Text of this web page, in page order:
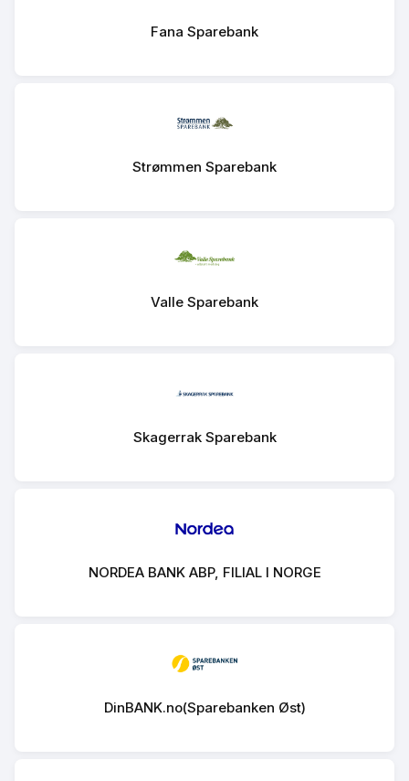
Fana Sparebank
Strømmen Sparebank
Valle Sparebank
Skagerrak Sparebank
NORDEA BANK ABP, FILIAL I NORGE
DinBANK.no(Sparebanken Øst)